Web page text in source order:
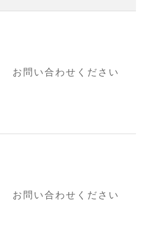
お問い合わせください
お問い合わせください